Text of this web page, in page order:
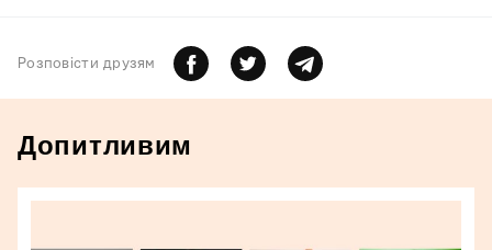
Розповiсти друзям
Допитливим